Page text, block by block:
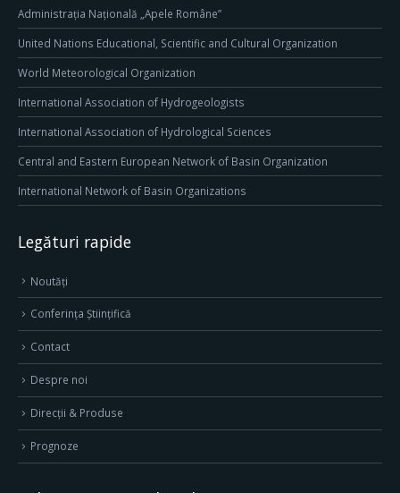
Administrația Națională „Apele Române”
United Nations Educational, Scientific and Cultural Organization
World Meteorological Organization
International Association of Hydrogeologists
International Association of Hydrological Sciences
Central and Eastern European Network of Basin Organization
International Network of Basin Organizations
Legături rapide
Noutăți
Conferința Științifică
Contact
Despre noi
Direcţii & Produse
Prognoze